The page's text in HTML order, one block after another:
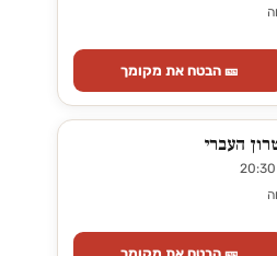
🎫 הבטח את מקומך
העברי